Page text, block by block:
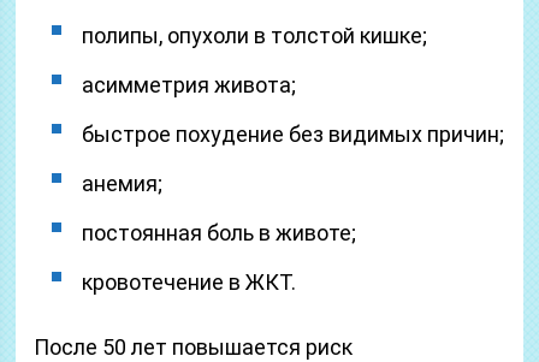
полипы, опухоли в толстой кишке;
асимметрия живота;
быстрое похудение без видимых причин;
анемия;
постоянная боль в животе;
кровотечение в ЖКТ.
После 50 лет повышается риск